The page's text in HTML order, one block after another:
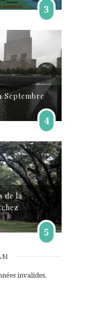
3
Septembre
4
de la
5
invalides.